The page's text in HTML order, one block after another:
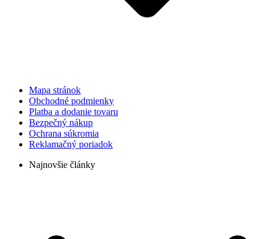
Mapa stránok
Obchodné podmienky
Platba a dodanie tovaru
Bezpečný nákup
Ochrana súkromia
Reklamačný poriadok
Najnovšie články